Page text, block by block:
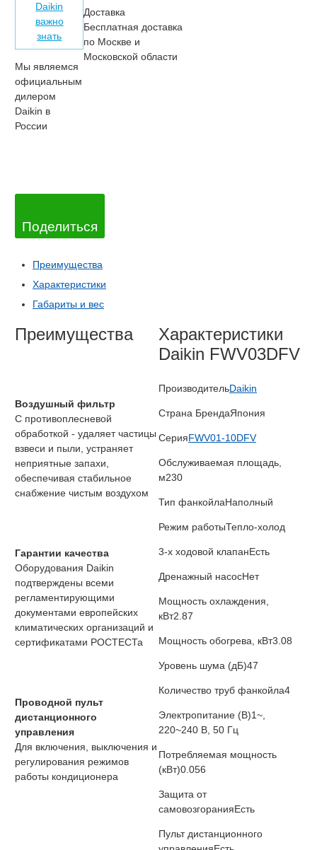
Доставка
Бесплатная доставка
по Москве и
Московской области
Daikin
важно
знать
Мы являемся
официальным
дилером
Daikin в
России
Поделиться
Преимущества
Характеристики
Габариты и вес
Преимущества
Воздушный фильтр
С противоплесневой
обработкой - удаляет частицы
взвеси и пыли, устраняет
неприятные запахи,
обеспечивая стабильное
снабжение чистым воздухом
Гарантии качества
Оборудования Daikin
подтверждены всеми
регламентирующими
документами европейских
климатических организаций и
сертификатами РОСТЕСТа
Проводной пульт
дистанционного
управления
Для включения, выключения и
регулирования режимов
работы кондиционера
Характеристики
Daikin FWV03DFV
ПроизводительDaikin
Страна БрендаЯпония
СерияFWV01-10DFV
Обслуживаемая площадь,
м230
Тип фанкойлаНаполный
Режим работыТепло-холод
3-х ходовой клапанЕсть
Дренажный насосНет
Мощность охлаждения,
кВт2.87
Мощность обогрева, кВт3.08
Уровень шума (дБ)47
Количество труб фанкойла4
Электропитание (В)1~,
220~240 В, 50 Гц
Потребляемая мощность
(кВт)0.056
Защита от
самовозгоранияЕсть
Пульт дистанционного